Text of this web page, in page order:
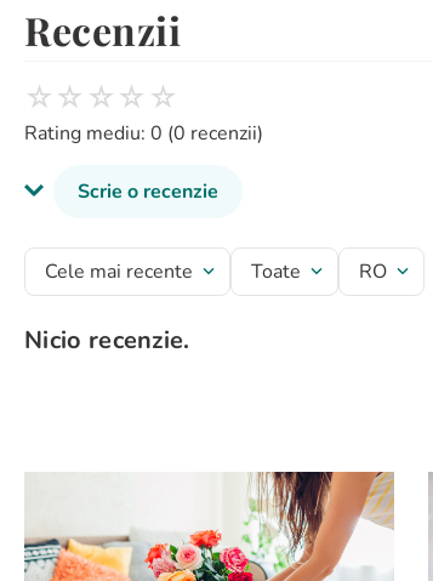
Recenzii
☆☆ ☆☆ ☆
Rating mediu: 0 (0 recenzii)
Scrie o recenzie
Titlu recenzie
Evaluează produsul cu un rating între 1 și 5
Adresă de e-mail
Cele mai recente Toate RO
Nicio recenzie.